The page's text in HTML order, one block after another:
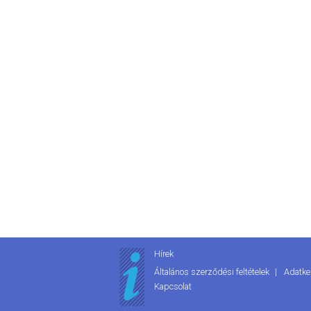
Hírek
Általános szerződési feltételek
Kapcsolat